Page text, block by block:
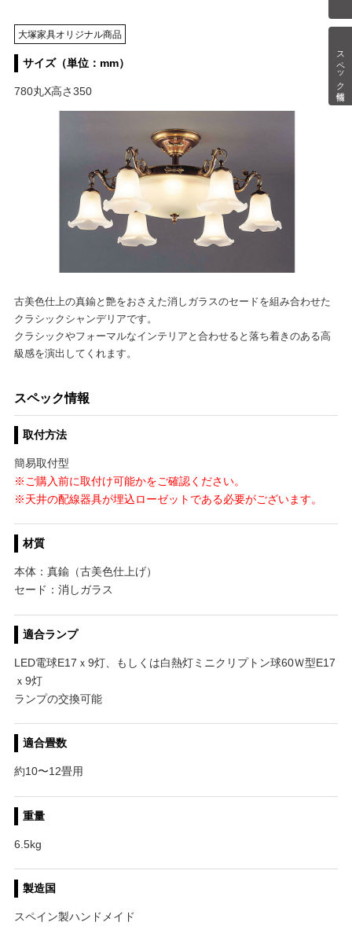
スペック情報
大塚家具オリジナル商品
サイズ（単位：mm）
780丸X高さ350
古美色仕上の真鍮と艶をおさえた消しガラスのセードを組み合わせた
クラシックシャンデリアです。
クラシックやフォーマルなインテリアと合わせると落ち着きのある高
級感を演出してくれます。
スペック情報
取付方法
簡易取付型
※ご購入前に取付け可能かをご確認ください。
※天井の配線器具が埋込ローゼットである必要がございます。
材質
本体：真鍮（古美色仕上げ）
セード：消しガラス
適合ランプ
LED電球E17ｘ9灯、もしくは白熱灯ミニクリプトン球60Ｗ型E17
ｘ9灯
ランプの交換可能
適合畳数
約10〜12畳用
重量
6.5kg
製造国
スペイン製ハンドメイド